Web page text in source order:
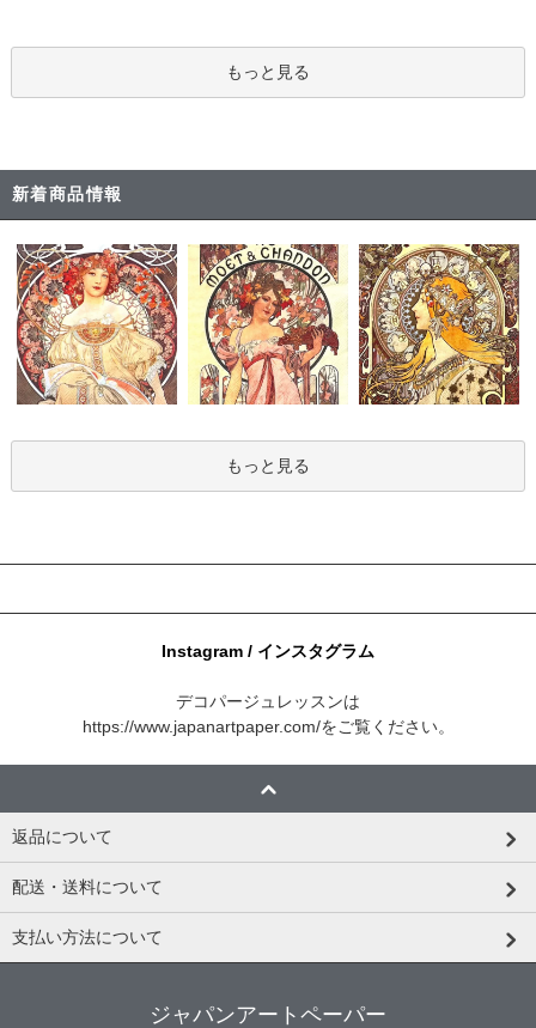
もっと見る
新着商品情報
もっと見る
Instagram / インスタグラム
デコパージュレッスンは
https://www.japanartpaper.com/をご覧ください。
返品について
配送・送料について
支払い方法について
ジャパンアートペーパー